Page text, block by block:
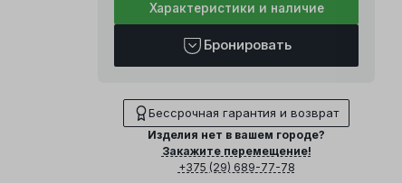
Характеристики и наличие
Бронировать
Бессрочная гарантия и возврат
Изделия нет в вашем городе?
Закажите перемещение!
+375 (29) 689-77-78